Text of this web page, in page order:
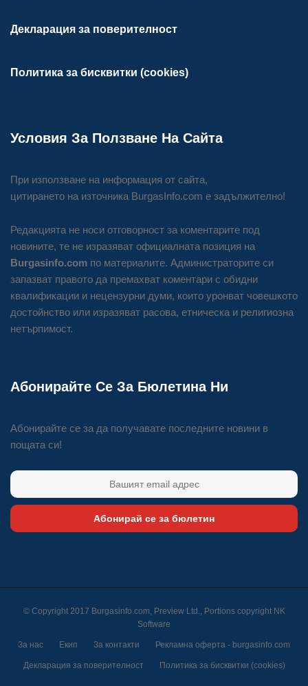
Декларация за поверителност
Политика за бисквитки (cookies)
Условия За Ползване На Сайта
При използване на информация от сайта,
цитирането на източника BurgasInfo.com е задължително!
Редакцията не носи отговорност за коментарите под
новините, те не изразяват официалната позиция на
Burgasinfo.com по материалите. Администраторите си
запазват правото да премахват коментари с обидни
квалификации и нецензурни думи, които уронват човешкото
достойнство или изразяват расова, етническа и религиозна
нетърпимост.
Абонирайте Се За Бюлетина Ни
Абонирайте се за да получавате последните новини в
пощата си!
Абонирай се за бюлетин
© Copyright 2017 Burgasinfo.com, Preview Ltd., Portions copyright NK
Software
За нас Екип За контакти Рекламна оферта - burgasinfo.com
Декларация за поверителност Политика за бисквитки (cookies)